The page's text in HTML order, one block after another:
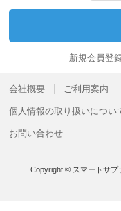
新規会員登
会社概要 ご利用案内
個人情報の取り扱いについ
お問い合わせ
Copyright © スマートサ